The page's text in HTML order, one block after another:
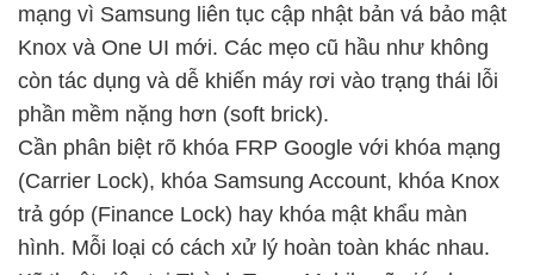
mạng vì Samsung liên tục cập nhật bản vá bảo mật
Knox và One UI mới. Các mẹo cũ hầu như không
còn tác dụng và dễ khiến máy rơi vào trạng thái lỗi
phần mềm nặng hơn (soft brick).
Cần phân biệt rõ khóa FRP Google với khóa mạng
(Carrier Lock), khóa Samsung Account, khóa Knox
trả góp (Finance Lock) hay khóa mật khẩu màn
hình. Mỗi loại có cách xử lý hoàn toàn khác nhau.